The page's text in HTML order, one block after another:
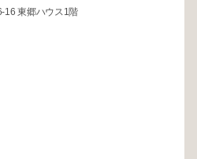
16 東郷ハウス1階